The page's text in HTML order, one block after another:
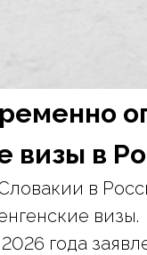
визы в
в
визы.
года